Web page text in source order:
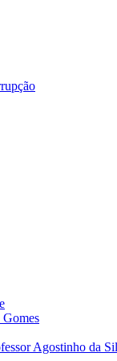
Agostinho da